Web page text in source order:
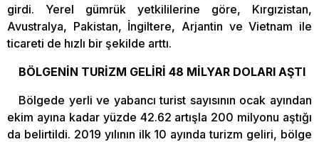
girdi. Yerel gümrük yetkililerine göre, Kırgızistan,
Avustralya, Pakistan, İngiltere, Arjantin ve Vietnam ile
ticareti de hızlı bir şekilde arttı.
BÖLGENİN TURİZM GELİRİ 48 MİLYAR DOLARI AŞTI
Bölgede yerli ve yabancı turist sayısının ocak ayından
ekim ayına kadar yüzde 42.62 artışla 200 milyonu aştığı
da belirtildi. 2019 yılının ilk 10 ayında turizm geliri, bölge